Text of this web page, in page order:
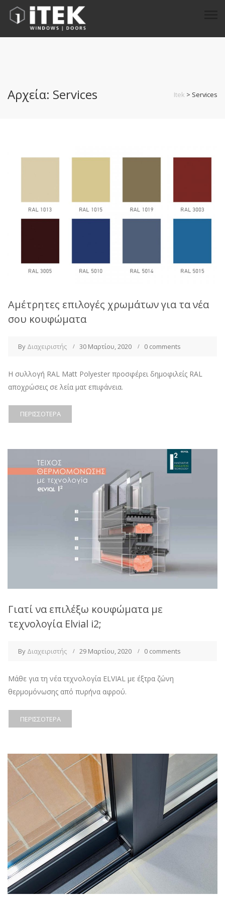
Αρχεία: Services Itek > Services
Αμέτρητες επιλογές χρωμάτων για τα νέα
σου κουφώματα
By Διαχειριστής 30 Μαρτίου, 2020 0 comments
Η συλλογή RAL Matt Polyester προσφέρει δημοφιλείς RAL
αποχρώσεις σε λεία ματ επιφάνεια.
ΠΕΡΙΣΣΌΤΕΡΑ
Γιατί να επιλέξω κουφώματα με
τεχνολογία Elvial i2;
By Διαχειριστής 29 Μαρτίου, 2020 0 comments
Μάθε για τη νέα τεχνολογία ELVIAL με έξτρα ζώνη
θερμομόνωσης από πυρήνα αφρού.
ΠΕΡΙΣΣΌΤΕΡΑ